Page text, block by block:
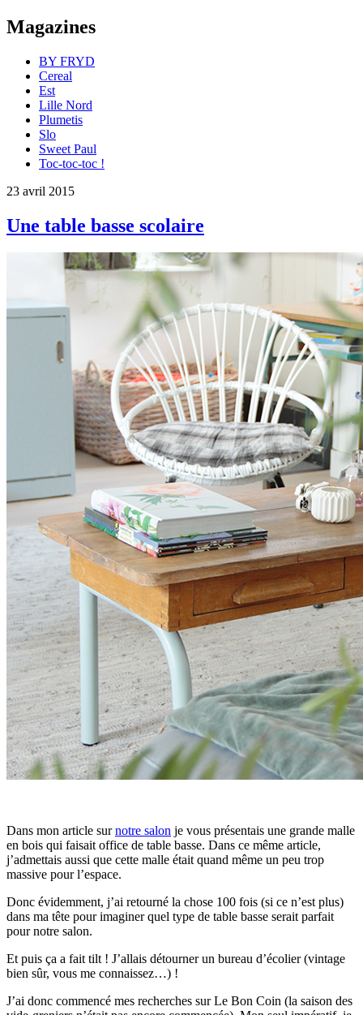
Magazines
BY FRYD
Cereal
Est
Lille Nord
Plumetis
Slo
Sweet Paul
Toc-toc-toc !
23 avril 2015
Une table basse scolaire
Dans mon article surnotre salon je vous présentais une grande malle
en bois qui faisait office de table basse. Dans ce même article,
j’admettais aussi que cette malle était quand même un peu trop
massive pour l’espace.
Donc évidemment, j’ai retourné la chose 100 fois (si ce n’est plus)
dans ma tête pour imaginer quel type de table basse serait parfait
pour notre salon.
Et puis ça a fait tilt ! J’allais détourner un bureau d’écolier (vintage
bien sûr, vous me connaissez…) !
J’ai donc commencé mes recherches sur Le Bon Coin (la saison des